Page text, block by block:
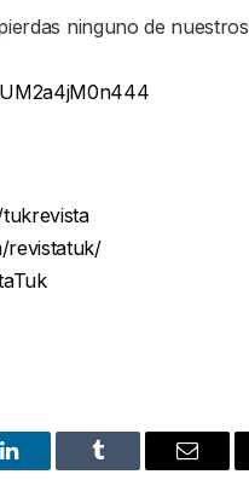
ninguno de nuestros
revistatuk/
LinkedIn Tumblr Email